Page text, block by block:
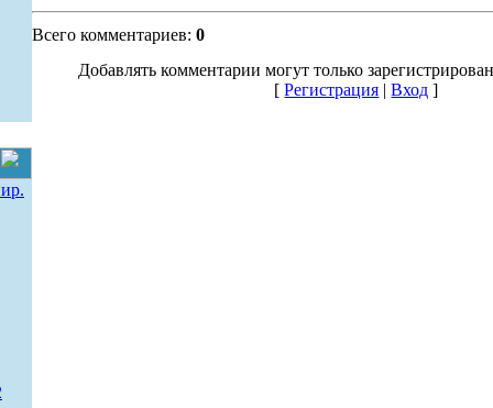
Всего комментариев: 0
Добавлять комментарии могут только
[Регистрация |Вход ]